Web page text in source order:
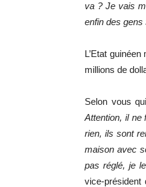
va ? Je vais
enfin des gens
L’Etat
millions de
Selon vous
Attention, il ne
rien, ils sont
maison avec
pas réglé, je
vice-